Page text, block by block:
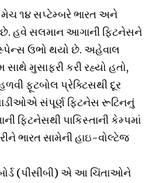
૧૪ સપ્ટેમ્બરે ભારત અને
છે. હવે સલમાન આગાની ફિટનેસને
ઉભો થયો છે. અહેવાલ
મુસાફરી કરી રહ્યો હતો,
ફૂટબોલ પ્રેક્ટિસથી દૂર
સંપૂર્ણ ફિટનેસ રૂટિનનું
ફિટનેસથી પાકિસ્તાની કેમ્પમાં
ભારત સામેની હાઇ-વોલ્ટેજ
(પીસીબી) એ આ ચિંતાઓને